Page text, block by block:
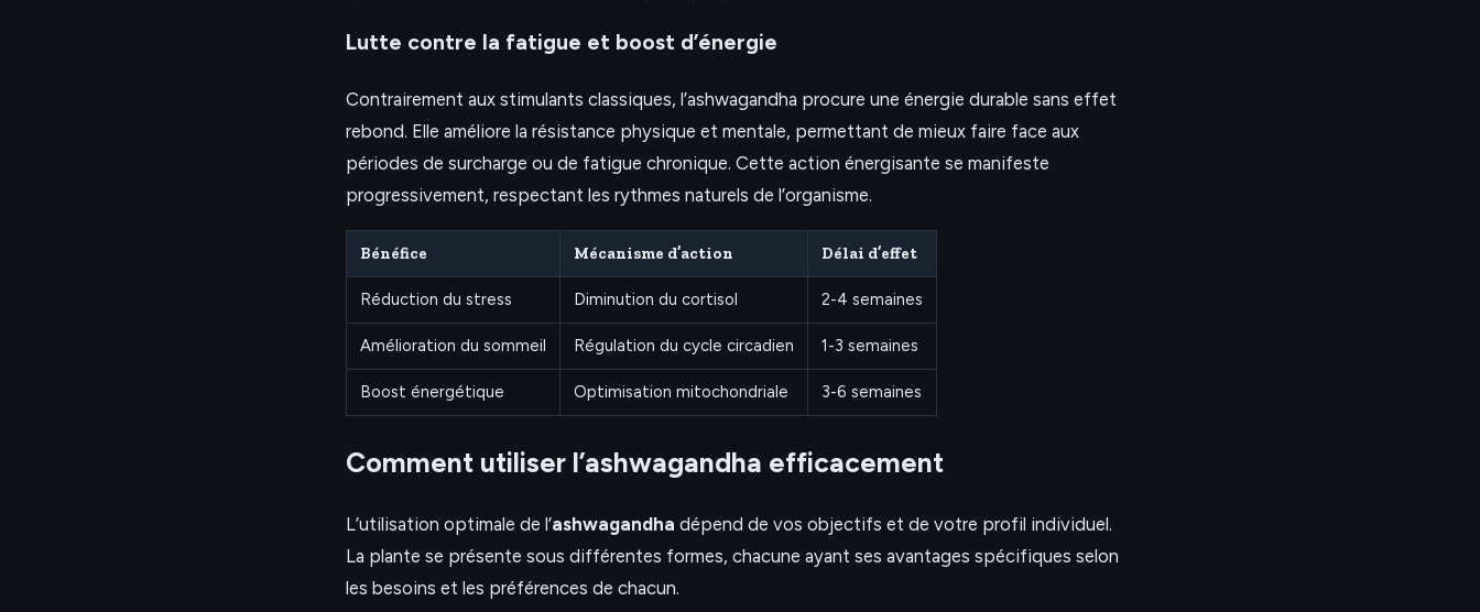
Lutte contre la fatigue et boost d’énergie
Contrairement aux stimulants classiques, l’ashwagandha procure une énergie durable sans effet
rebond. Elle améliore la résistance physique et mentale, permettant de mieux faire face aux
périodes de surcharge ou de fatigue chronique. Cette action énergisante se manifeste
progressivement, respectant les rythmes naturels de l’organisme.
Bénéfice Mécanisme d’action Délai d’effet
Réduction du stress Diminution du cortisol 2-4 semaines
Amélioration du sommeil Régulation du cycle circadien 1-3 semaines
Boost énergétique Optimisation mitochondriale 3-6 semaines
Comment utiliser l’ashwagandha efficacement
L’utilisation optimale de l’ashwagandha dépend de vos objectifs et de votre profil individuel.
La plante se présente sous différentes formes, chacune ayant ses avantages spécifiques selon
les besoins et les préférences de chacun.